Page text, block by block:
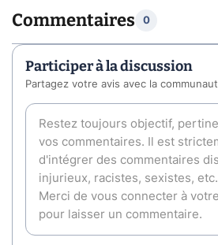
Commentaires 0
Participer à la discussion
Partagez votre avis avec la